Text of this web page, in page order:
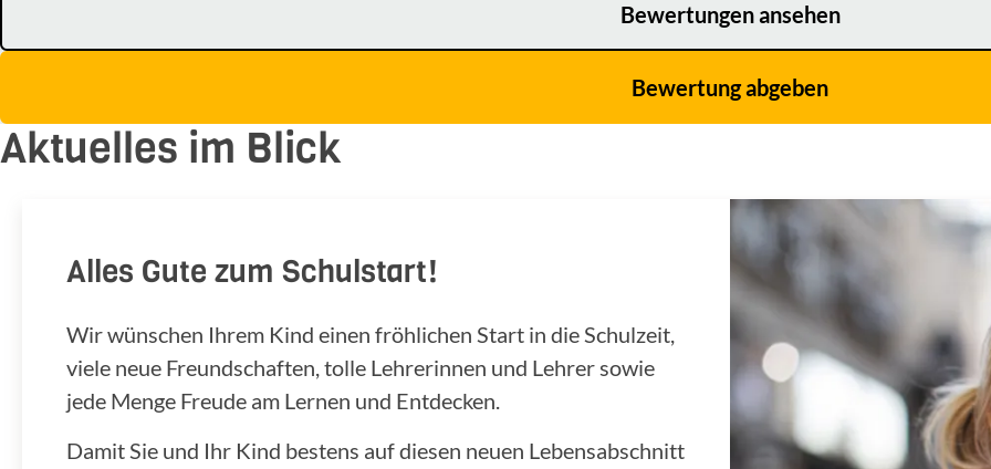
Bewertungen ansehen
Bewertung abgeben
Aktuelles im Blick
Alles Gute zum Schulstart!
Wir wünschen Ihrem Kind einen fröhlichen Start in die Schulzeit,
viele neue Freundschaften, tolle Lehrerinnen und Lehrer sowie
jede Menge Freude am Lernen und Entdecken.
Damit Sie und Ihr Kind bestens auf diesen neuen Lebensabschnitt